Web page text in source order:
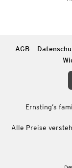
AGB
Ernsting’s
Alle Preise